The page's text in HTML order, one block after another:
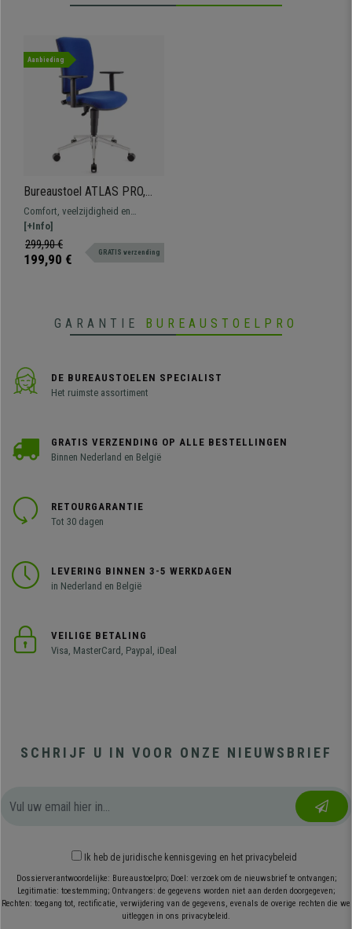
Aanbieding
Bureaustoel ATLAS PRO,
Verstelbare Armleuningen
en Rugleuning, Metalen
Onderstel, In Blauwe Stof
Comfort, veelzijdigheid en
robuustheid voor een
onverslaanbare prijs. Dit
geweldige model biedt
[+Info]
299,90 €
199,90 € GRATIS verzending
GARANTIE BUREAUSTOELPRO
DE BUREAUSTOELEN SPECIALIST
Het ruimste assortiment
GRATIS VERZENDING OP ALLE BESTELLINGEN
Binnen Nederland en België
RETOURGARANTIE
Tot 30 dagen
LEVERING BINNEN 3-5 WERKDAGEN
in Nederland en België
VEILIGE BETALING
Visa, MasterCard, Paypal, iDeal
SCHRIJF U IN VOOR ONZE NIEUWSBRIEF
Ik heb de juridische kennisgeving en het privacybeleid
Dossierverantwoordelijke: Bureaustoelpro; Doel: verzoek om de nieuwsbrief te ontvangen;
Legitimatie: toestemming; Ontvangers: de gegevens worden niet aan derden doorgegeven;
Rechten: toegang tot, rectificatie, verwijdering van de gegevens, evenals de overige rechten die we
uitleggen in ons privacybeleid.